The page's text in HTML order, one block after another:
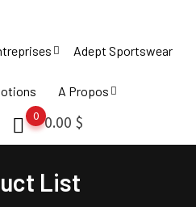
Adept Sportswear
A Propos
0.00 $
0
List